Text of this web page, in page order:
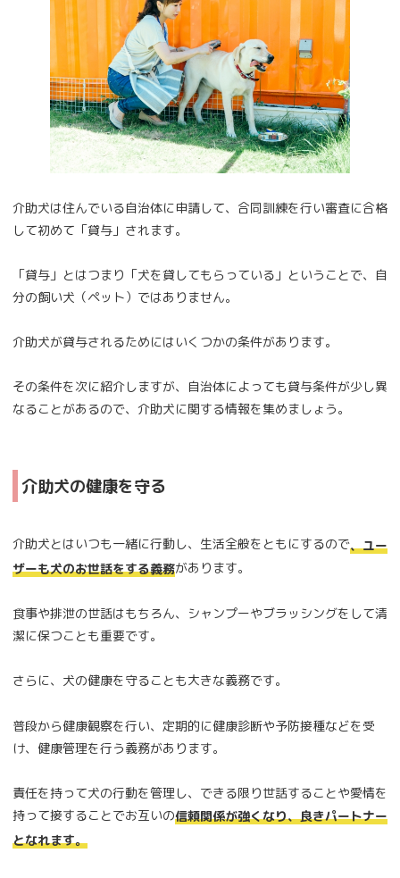
介助犬は住んでいる自治体に申請して、合同訓練を行い審査に合格
して初めて「貸与」されます。
「貸与」とはつまり「犬を貸してもらっている」ということで、自
分の飼い犬（ペット）ではありません。
介助犬が貸与されるためにはいくつかの条件があります。
その条件を次に紹介しますが、自治体によっても貸与条件が少し異
なることがあるので、介助犬に関する情報を集めましょう。
介助犬の健康を守る
介助犬とはいつも一緒に行動し、生活全般をともにするので、ユー
ザーも犬のお世話をする義務があります。
食事や排泄の世話はもちろん、シャンプーやブラッシングをして清
潔に保つことも重要です。
さらに、犬の健康を守ることも大きな義務です。
普段から健康観察を行い、定期的に健康診断や予防接種などを受
け、健康管理を行う義務があります。
責任を持って犬の行動を管理し、できる限り世話することや愛情を
持って接することでお互いの信頼関係が強くなり、良きパートナー
となれます。